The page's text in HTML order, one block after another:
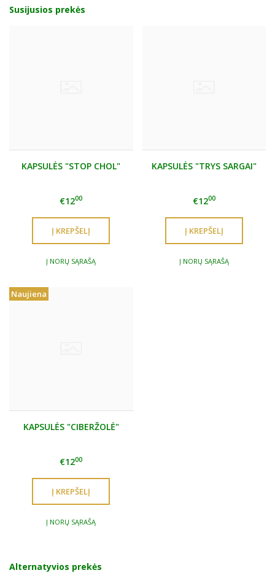
Susijusios prekės
KAPSULĖS "STOP CHOL"
€1200
Į NORŲ SĄRAŠĄ
KAPSULĖS "TRYS SARGAI"
€1200
Į NORŲ SĄRAŠĄ
Naujiena
KAPSULĖS "CIBERŽOLĖ"
€1200
Į NORŲ SĄRAŠĄ
Alternatyvios prekės